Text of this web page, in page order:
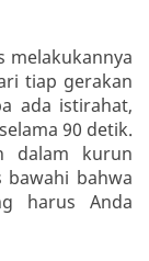
melakukannya
tiap gerakan
ada istirahat,
90 detik.
dalam kurun
bahwa
harus Anda